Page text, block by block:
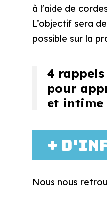
à l'aide de
L’objectif sera
possible sur la
4
pour
et intime
+
Nous nous